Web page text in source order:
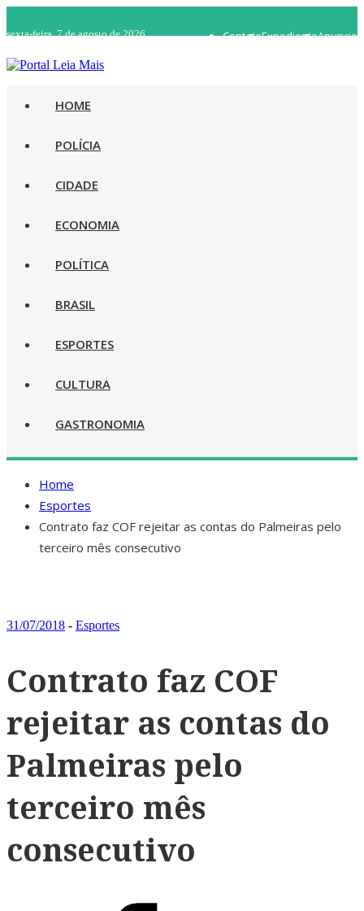
sexta-feira, 7 de agosto de 2026 Anuncie
Expediente
Contato
HOME
POLÍCIA
CIDADE
ECONOMIA
POLÍTICA
BRASIL
ESPORTES
CULTURA
GASTRONOMIA
Home
Esportes
Contrato faz COF rejeitar as contas do Palmeiras pelo
terceiro mês consecutivo
31/07/2018 - Esportes
Contrato faz COF
rejeitar as contas do
Palmeiras pelo
terceiro mês
consecutivo